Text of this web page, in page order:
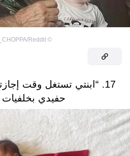
©
Reddit
17. “ابنتي تستغل وقت
حفيدي